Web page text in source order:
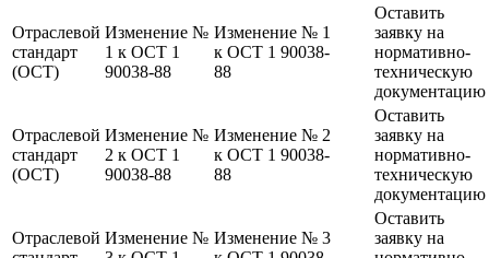
Отраслевой
стандарт
(ОСТ)
Изменение №
1 к ОСТ 1
90038-88
Изменение № 1
к ОСТ 1 90038-
88
Оставить
заявку на
нормативно-
техническую
документацию
Отраслевой
стандарт
(ОСТ)
Изменение №
2 к ОСТ 1
90038-88
Изменение № 2
к ОСТ 1 90038-
88
Оставить
заявку на
нормативно-
техническую
документацию
Отраслевой Изменение № Изменение № 3
Оставить
заявку на